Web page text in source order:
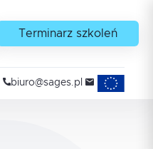
Terminarz szkoleń
biuro@sages.pl Projekty